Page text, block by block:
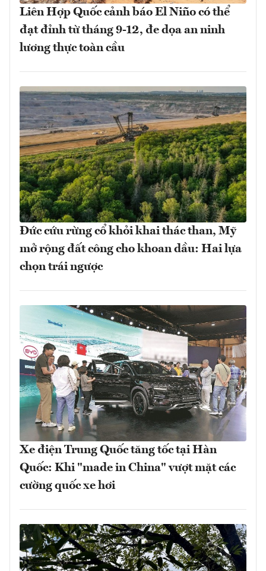
Liên Hợp Quốc cảnh báo El Niño có thể
đạt đỉnh từ tháng 9-12, đe dọa an ninh
lương thực toàn cầu
Đức cứu rừng cổ khỏi khai thác than, Mỹ
mở rộng đất công cho khoan dầu: Hai lựa
chọn trái ngược
Xe điện Trung Quốc tăng tốc tại Hàn
Quốc: Khi "made in China" vượt mặt các
cường quốc xe hơi